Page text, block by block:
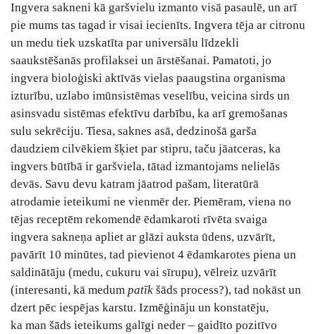
Ingvera sakneni kā garšvielu izmanto visā pasaulē, un arī
pie mums tas tagad ir visai iecienīts. Ingvera tēja ar citronu
un medu tiek uzskatīta par universālu līdzekli
saaukstēšanās profilaksei un ārstēšanai. Pamatoti, jo
ingvera bioloģiski aktīvās vielas paaugstina organisma
izturību, uzlabo imūnsistēmas veselību, veicina sirds un
asinsvadu sistēmas efektīvu darbību, ka arī gremošanas
sulu sekrēciju. Tiesa, saknes asā, dedzinošā garša
daudziem cilvēkiem šķiet par stipru, taču jāatceras, ka
ingvers būtībā ir garšviela, tātad izmantojams nelielās
devās. Savu devu katram jāatrod pašam, literatūrā
atrodamie ieteikumi ne vienmēr der. Piemēram, viena no
tējas receptēm rekomendē ēdamkaroti rīvēta svaiga
ingvera sakneņa apliet ar glāzi auksta ūdens, uzvārīt,
pavārīt 10 minūtes, tad pievienot 4 ēdamkarotes piena un
saldinātāju (medu, cukuru vai sīrupu), vēlreiz uzvārīt
(interesanti, kā medum patīk šāds process?), tad nokāst un
dzert pēc iespējas karstu. Izmēģināju un konstatēju,
ka man šāds ieteikums galīgi neder – gaidīto pozitīvo